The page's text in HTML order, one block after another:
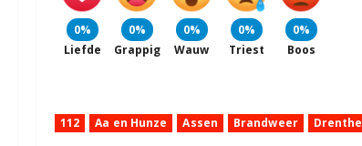
0%
Liefde
0%
Grappig
0%
Wauw
0%
Triest
0%
Boos
112 Aa en Hunze Assen Brandweer Drenthe